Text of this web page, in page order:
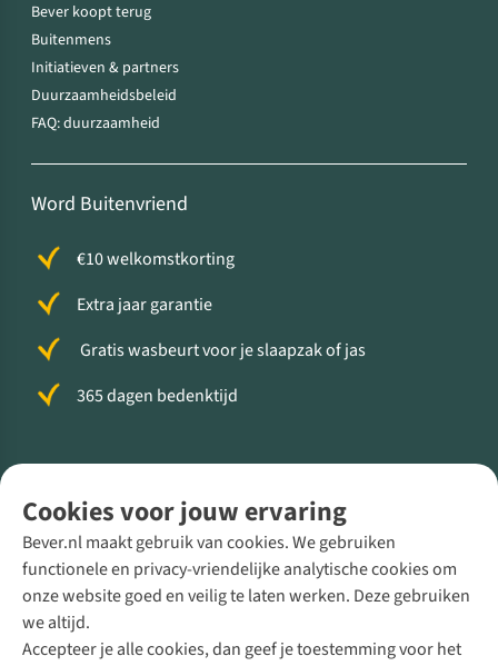
Cookies voor jouw ervaring
Bever.nl maakt gebruik van cookies. We gebruiken
functionele en privacy-vriendelijke analytische cookies om
onze website goed en veilig te laten werken. Deze gebruiken
we altijd.
Accepteer je alle cookies, dan geef je toestemming voor het
Bever koopt terug
Buitenmens
Initiatieven & partners
Duurzaamheidsbeleid
FAQ: duurzaamheid
Word Buitenvriend
€10 welkomstkorting
Extra jaar garantie
Gratis wasbeurt voor je slaapzak of jas
365 dagen bedenktijd
Direct advies van een Buitenexpert
+31 (0)85 888 50 88